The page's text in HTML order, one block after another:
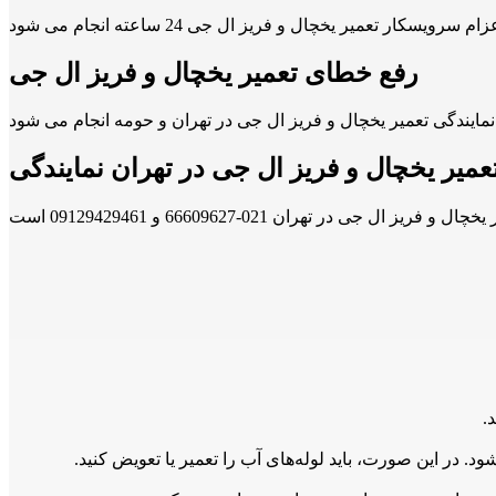
رفع خطای تعمیر یخچال و فریز ال جی
یخچال و فریز ال جی در تهران نمایندگی